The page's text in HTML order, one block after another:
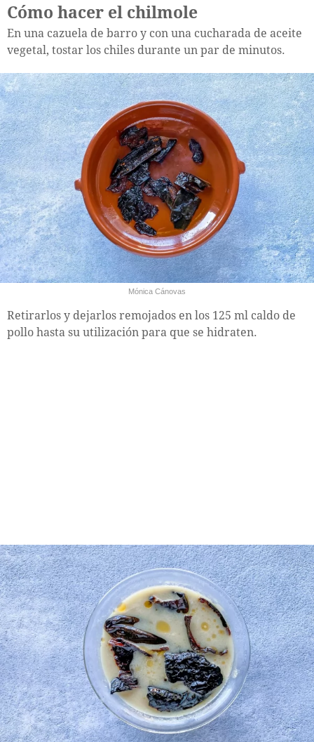
Cómo hacer el chilmole
En una cazuela de barro y con una cucharada de aceite
vegetal, tostar los chiles durante un par de minutos.
Mónica Cánovas
Retirarlos y dejarlos remojados en los 125 ml caldo de
pollo hasta su utilización para que se hidraten.